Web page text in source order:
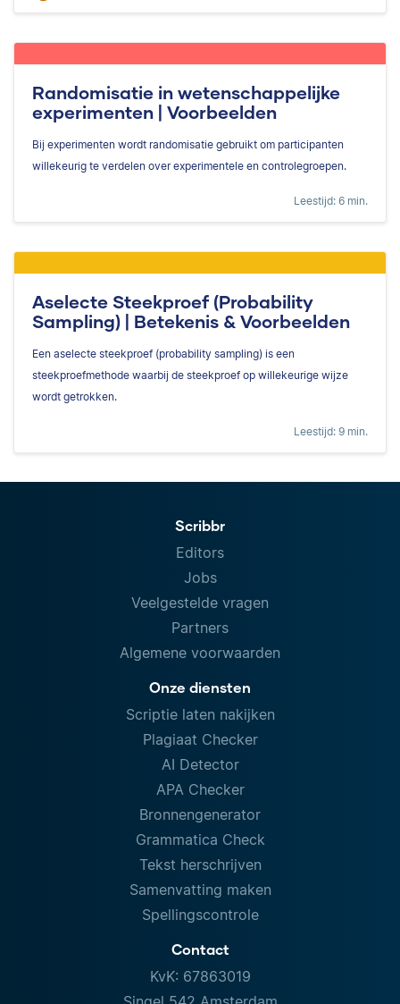
Randomisatie in wetenschappelijke
experimenten | Voorbeelden
Bij experimenten wordt randomisatie gebruikt om participanten
willekeurig te verdelen over experimentele en controlegroepen.
Leestijd: 6 min.
Aselecte Steekproef (Probability
Sampling) | Betekenis & Voorbeelden
Een aselecte steekproef (probability sampling) is een
steekproefmethode waarbij de steekproef op willekeurige wijze
wordt getrokken.
Leestijd: 9 min.
Scribbr
Editors
Jobs
Veelgestelde vragen
Partners
Algemene voorwaarden
Onze diensten
Scriptie laten nakijken
Plagiaat Checker
AI Detector
APA Checker
Bronnengenerator
Grammatica Check
Tekst herschrijven
Samenvatting maken
Spellingscontrole
Contact
KvK: 67863019